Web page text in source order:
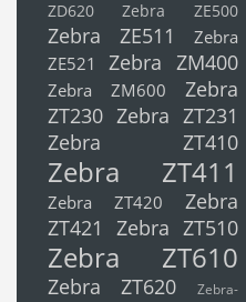
ZD620
Zebra ZE500
Zebra ZE511
Zebra
ZE521
Zebra ZM400
Zebra ZM600
Zebra
ZT230 Zebra ZT231
Zebra ZT410
Zebra ZT411
Zebra ZT420
Zebra
ZT421
Zebra ZT510
Zebra ZT610
Zebra ZT620
Zebra-